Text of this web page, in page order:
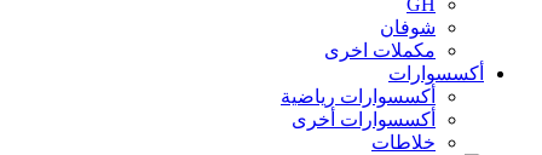
GH
شوفان
مكملات اخرى
أكسسوارات
أكسسوارات رياضية
أكسسوارات أخرى
خلاطات